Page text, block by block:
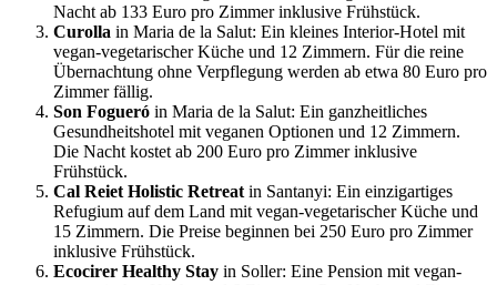
Nacht ab 133 Euro pro Zimmer inklusive Frühstück.
Curolla in Maria de la Salut: Ein kleines Interior-Hotel mit
vegan-vegetarischer Küche und 12 Zimmern. Für die reine
Übernachtung ohne Verpflegung werden ab etwa 80 Euro pro
Zimmer fällig.
Son Fogueró in Maria de la Salut: Ein ganzheitliches
Gesundheitshotel mit veganen Optionen und 12 Zimmern.
Die Nacht kostet ab 200 Euro pro Zimmer inklusive
Frühstück.
Cal Reiet Holistic Retreat in Santanyi: Ein einzigartiges
Refugium auf dem Land mit vegan-vegetarischer Küche und
15 Zimmern. Die Preise beginnen bei 250 Euro pro Zimmer
inklusive Frühstück.
Ecocirer Healthy Stay in Soller: Eine Pension mit vegan-